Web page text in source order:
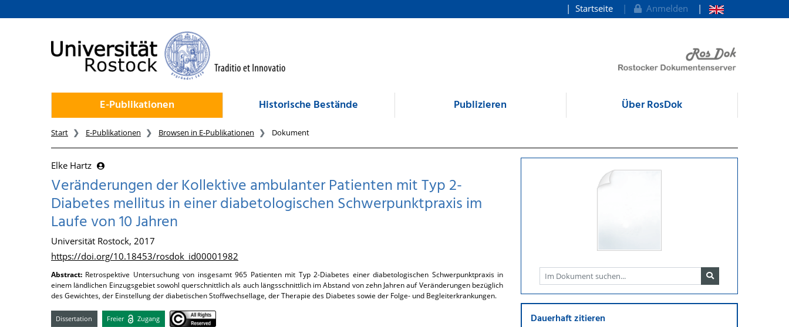
zum Inhalt
Startseite Anmelden
E-Publikationen Historische Bestände Publizieren Über RosDok
Start E-Publikationen Browsen in E-Publikationen Dokument
Elke Hartz
Veränderungen der Kollektive ambulanter Patienten mit Typ 2-
Diabetes mellitus in einer diabetologischen Schwerpunktpraxis im
Laufe von 10 Jahren
Universität Rostock, 2017
https://doi.org/10.18453/rosdok_id00001982
Abstract: Retrospektive Untersuchung von insgesamt 965 Patienten mit Typ 2-Diabetes einer diabetologischen Schwerpunktpraxis in
einem ländlichen Einzugsgebiet sowohl querschnittlich als auch längsschnittlich im Abstand von zehn Jahren auf Veränderungen bezüglich
des Gewichtes, der Einstellung der diabetischen Stoffwechsellage, der Therapie des Diabetes sowie der Folge- und Begleiterkrankungen.
Dissertation Freier Zugang Dauerhaft zitieren